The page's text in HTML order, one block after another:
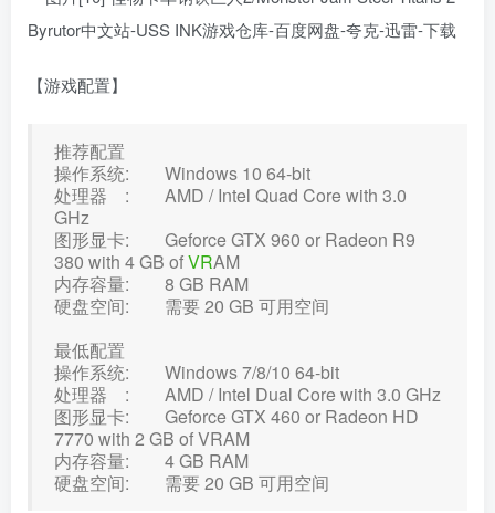
【游戏配置】
推荐配置
操作系统: Windows 10 64-bit
处理器 : AMD / Intel Quad Core with 3.0
GHz
图形显卡: Geforce GTX 960 or Radeon R9
380 with 4 GB ofVRAM
内存容量: 8 GB RAM
硬盘空间: 需要 20 GB 可用空间
最低配置
操作系统: Windows 7/8/10 64-bit
处理器 : AMD / Intel Dual Core with 3.0 GHz
图形显卡: Geforce GTX 460 or Radeon HD
7770 with 2 GB of VRAM
内存容量: 4 GB RAM
硬盘空间: 需要 20 GB 可用空间